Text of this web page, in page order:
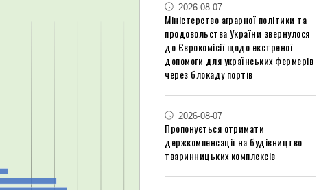
2026-08-07
Міністерство аграрної політики та
продовольства України звернулося
до Єврокомісії щодо екстреної
допомоги для українських фермерів
через блокаду портів
2026-08-07
Пропонується отримати
держкомпенсації на будівництво
тваринницьких комплексів